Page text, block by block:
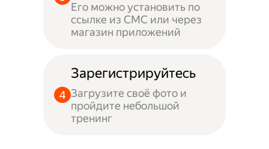
Его можно установить по
ссылке из СМС или через
магазин приложений
Зарегистрируйтесь
Загрузите своё фото и
пройдите небольшой
тренинг